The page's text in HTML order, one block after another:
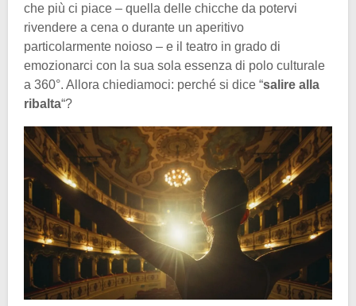
che più ci piace – quella delle chicche da potervi
rivendere a cena o durante un aperitivo
particolarmente noioso – e il teatro in grado di
emozionarci con la sua sola essenza di polo culturale
a 360°. Allora chiediamoci: perché si dice “salire alla
ribalta“?